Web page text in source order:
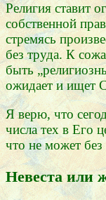
Религия ставит
собственной
стремясь
без труда. К
быть
ожидает и ищет
Я верю, что
числа тех в Его
что не может
Невеста или